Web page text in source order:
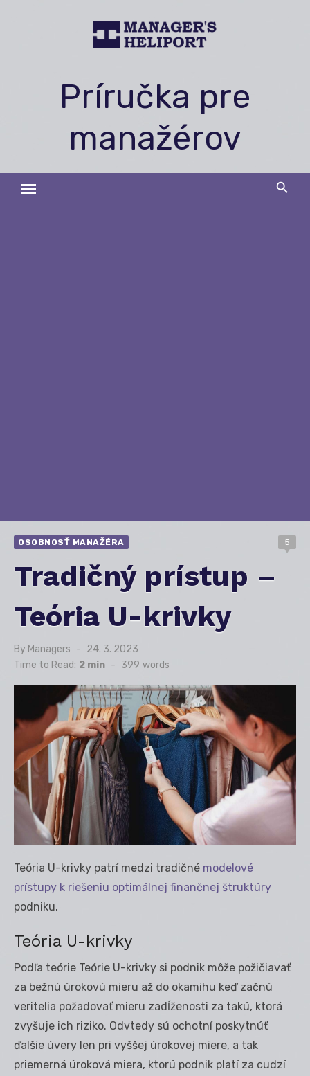
Príručka pre
manažérov
OSOBNOSŤ MANAŽÉRA 5
Tradičný prístup –
Teória U-krivky
By Managers
Posted
on
24. 3. 2023
Time to Read: 2 min - 399 words
Teória U-krivky patrí medzi tradičné modelové
prístupy k riešeniu optimálnej finančnej štruktúry
podniku.
Teória U-krivky
Podľa teórie Teórie U-krivky si podnik môže požičiavať
za bežnú úrokovú mieru až do okamihu keď začnú
veritelia požadovať mieru zadĺženosti za takú, ktorá
zvyšuje ich riziko. Odvtedy sú ochotní poskytnúť
ďalšie úvery len pri vyššej úrokovej miere, a tak
priemerná úroková miera, ktorú podnik platí za cudzí